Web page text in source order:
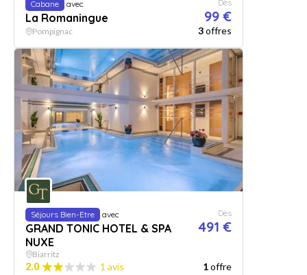
Cabane avec
La Romaningue
Dès
99 €
Pompignac 3offres
Séjours Bien-Etre avec
GRAND TONIC HOTEL & SPA
NUXE
Dès
491 €
Biarritz
2.0 1 avis 1offre